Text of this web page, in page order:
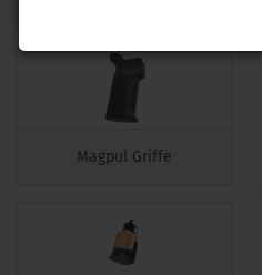
Magpul Griffe